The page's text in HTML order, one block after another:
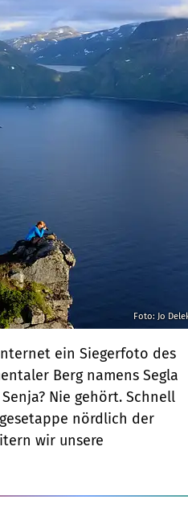
Foto: Jo
ein Siegerfoto des
Berg namens Segla
Nie gehört. Schnell
nördlich der
wir unsere